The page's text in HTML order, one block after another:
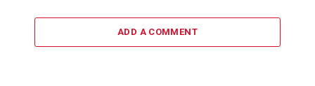
ADD A COMMENT